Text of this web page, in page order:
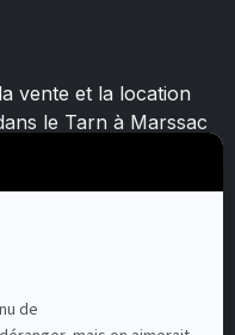
vente et la location
le Tarn à Marssac
tout en œuvre